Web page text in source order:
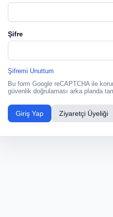
Şifre
Şifremi Unuttum
Bu form Google reCAPTCHA ile
güvenlik doğrulaması arka planda
Giriş Yap Ziyaretçi Üyeliği